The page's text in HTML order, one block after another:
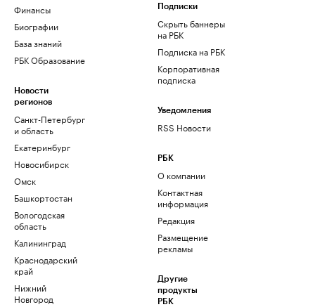
Финансы
Биографии
База знаний
РБК Образование
Новости
регионов
Санкт-Петербург
и область
Екатеринбург
Новосибирск
Омск
Башкортостан
Вологодская
область
Калининград
Краснодарский
край
Нижний
Новгород
Подписки
Скрыть баннеры
на РБК
Подписка на РБК
Корпоративная
подписка
Уведомления
RSS Новости
РБК
О компании
Контактная
информация
Редакция
Размещение
рекламы
Другие
продукты
РБК